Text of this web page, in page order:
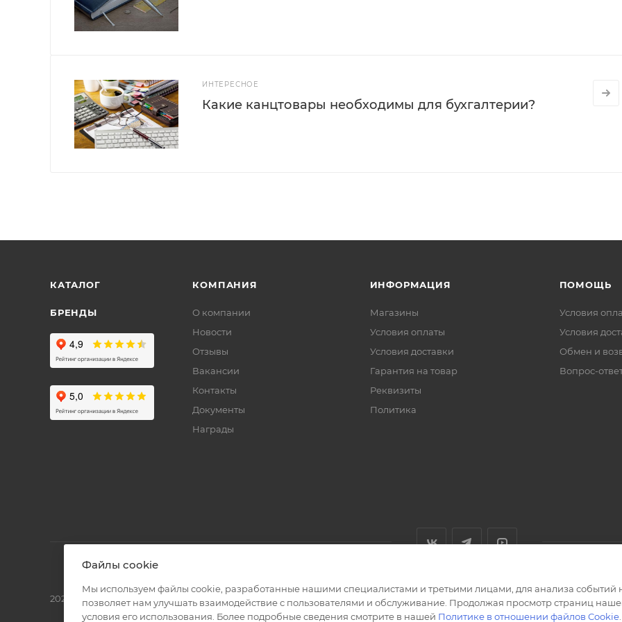
ИНТЕРЕСНОЕ
Какие канцтовары необходимы для бухгалтерии?
КАТАЛОГ
БРЕНДЫ
КОМПАНИЯ
О компании
Новости
Отзывы
Вакансии
Контакты
Документы
Награды
ИНФОРМАЦИЯ
Магазины
Условия оплаты
Условия доставки
Гарантия на товар
Реквизиты
Политика
ПОМОЩЬ
Условия
Условия
Обмен и
Вопрос-
2026 © Полиграф кит - интернет-магазин
Файлы cookie
Мы используем файлы cookie, разработанные нашими специалистами и третьими лицами, для анализа событий
позволяет нам улучшать взаимодействие с пользователями и обслуживание. Продолжая просмотр страниц
условия его использования. Более подробные сведения смотрите в нашей Политике в отношении файлов Cookie